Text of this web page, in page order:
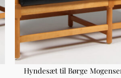
Hyndesæt til Børge